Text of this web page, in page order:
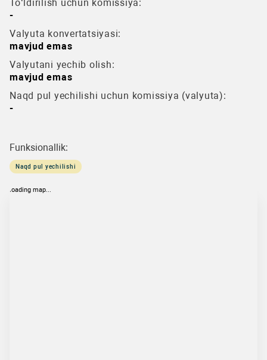
To‘ldirilish uchun komissiya:
-
Valyuta konvertatsiyasi:
mavjud emas
Valyutani yechib olish:
mavjud emas
Naqd pul yechilishi uchun komissiya (valyuta):
-
Funksionallik:
Naqd pul yechilishi
loading map...